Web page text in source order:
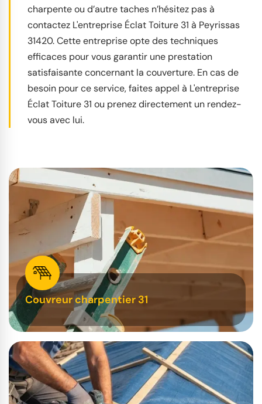
charpente ou d’autre taches n’hésitez pas à
contactez L'entreprise Éclat Toiture 31 à Peyrissas
31420. Cette entreprise opte des techniques
efficaces pour vous garantir une prestation
satisfaisante concernant la couverture. En cas de
besoin pour ce service, faites appel à L'entreprise
Éclat Toiture 31 ou prenez directement un rendez-
vous avec lui.
Couvreur charpentier 31